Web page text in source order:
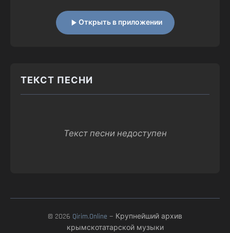
Открыть в приложении
ТЕКСТ ПЕСНИ
Текст песни недоступен
© 2026 Qirim.Online — Крупнейший архив
крымскотатарской музыки